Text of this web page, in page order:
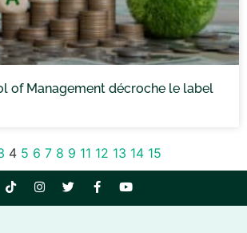
of Management décroche le label
4 5 6 7 8 9 11 12 13 14 15